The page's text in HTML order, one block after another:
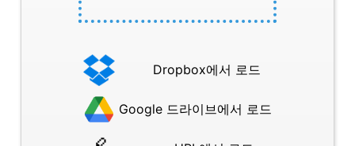
Dropbox에서 로드
Google 드라이브에서 로드